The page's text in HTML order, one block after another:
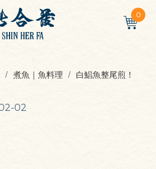
0
煮魚｜魚料理 白鯧魚整尾煎！
02